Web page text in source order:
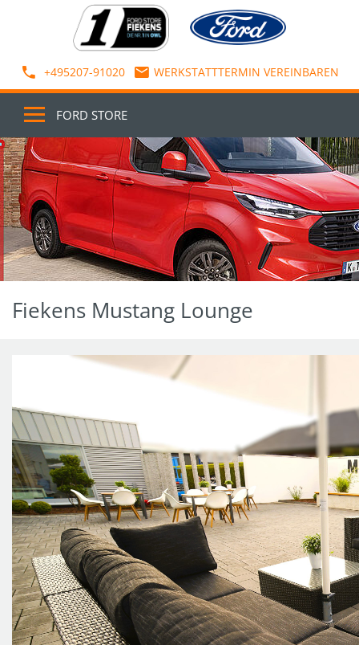
+495207-91020 WERKSTATTTERMIN VEREINBAREN
FORD STORE
Fiekens Mustang Lounge